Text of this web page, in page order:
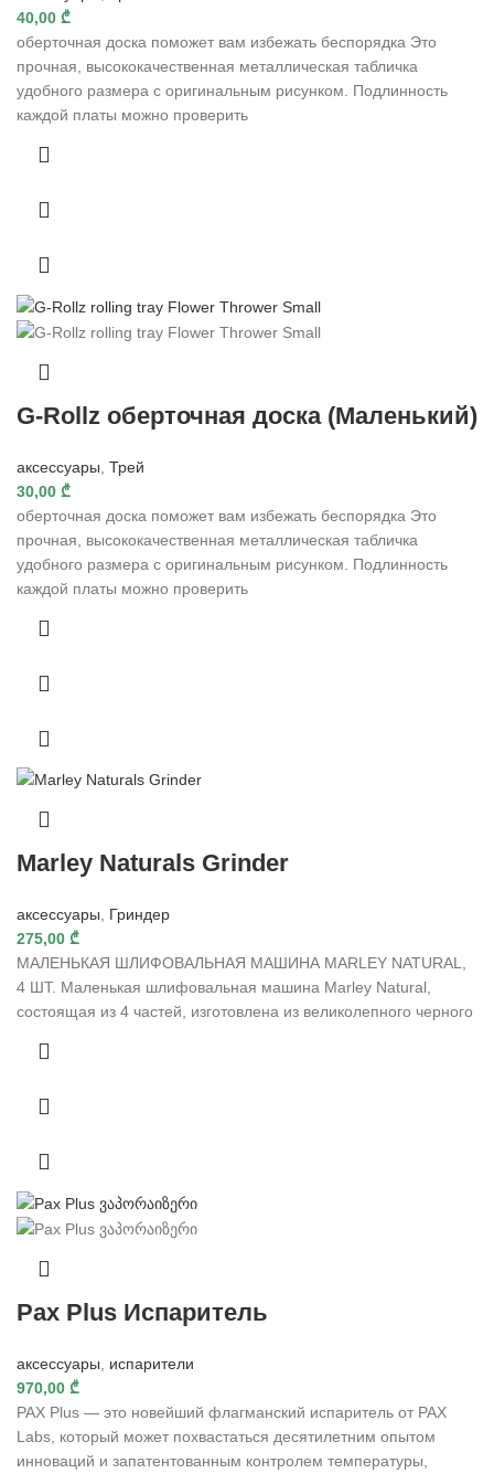
40,00 ₾
оберточная доска поможет вам избежать беспорядка Это
прочная, высококачественная металлическая табличка
удобного размера с оригинальным рисунком. Подлинность
каждой платы можно проверить
G-Rollz оберточная доска (Маленький)
аксессуары Трей
30,00 ₾
оберточная доска поможет вам избежать беспорядка Это
прочная, высококачественная металлическая табличка
удобного размера с оригинальным рисунком. Подлинность
каждой платы можно проверить
Marley Naturals Grinder
аксессуары, Гриндер
275,00 ₾
МАЛЕНЬКАЯ ШЛИФОВАЛЬНАЯ МАШИНА MARLEY NATURAL,
4 ШТ. Маленькая шлифовальная машина Marley Natural,
состоящая из 4 частей, изготовлена ​​из великолепного черного
Pax Plus Испаритель
аксессуары
испарители
970,00 ₾
PAX Plus — это новейший флагманский испаритель от PAX
Labs, который может похвастаться десятилетним опытом
инноваций и запатентованным контролем температуры,